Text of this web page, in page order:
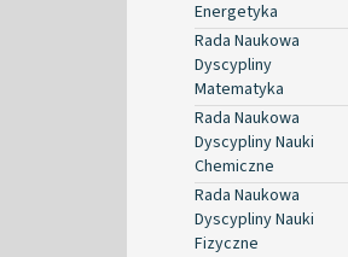
Energetyka
Rada Naukowa
Dyscypliny
Matematyka
Rada Naukowa
Dyscypliny Nauki
Chemiczne
Rada Naukowa
Dyscypliny Nauki
Fizyczne